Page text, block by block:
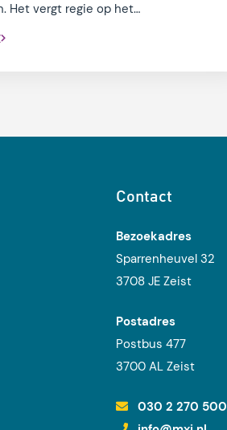
Het vergt regie op het
en de gegevenshuishouding
Contact
Bezoekadres
Sparrenheuvel 32
3708 JE Zeist
Postadres
Postbus 477
3700 AL Zeist
030 2 270 500